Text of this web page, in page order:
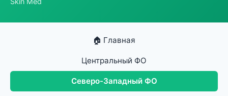
🏠 Главная
Центральный ФО
Северо-Западный ФО